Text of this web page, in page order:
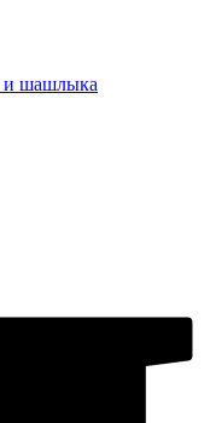
и шашлыка